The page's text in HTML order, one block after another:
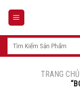
Tìm
TRANG CHỦ